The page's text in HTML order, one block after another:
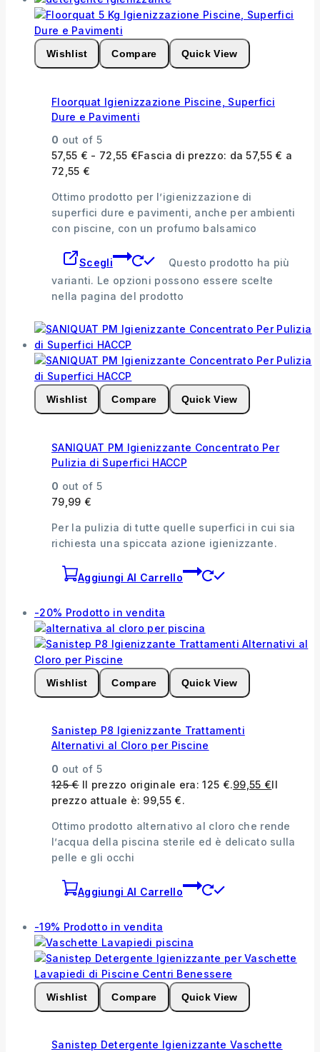
Wishlist Compare Quick View
Floorquat Igienizzazione Piscine, Superfici
Dure e Pavimenti
0 out of 5
57,55 € - 72,55 €Fascia di prezzo: da 57,55 € a
72,55 €
Ottimo prodotto per l’igienizzazione di
superfici dure e pavimenti, anche per ambienti
con piscine, con un profumo balsamico
Scegli
Questo prodotto ha più
varianti. Le opzioni possono essere scelte
nella pagina del prodotto
Wishlist Compare Quick View
SANIQUAT PM Igienizzante Concentrato Per
Pulizia di Superfici HACCP
0 out of 5
79,99 €
Per la pulizia di tutte quelle superfici in cui sia
richiesta una spiccata azione igienizzante.
Aggiungi Al Carrello
-20% Prodotto in vendita
Wishlist Compare Quick View
Sanistep P8 Igienizzante Trattamenti
Alternativi al Cloro per Piscine
0 out of 5
125€ Il prezzo originale era: 125 €.99,55 €Il
prezzo attuale è: 99,55 €.
Ottimo prodotto alternativo al cloro che rende
l’acqua della piscina sterile ed è delicato sulla
pelle e gli occhi
Aggiungi Al Carrello
-19% Prodotto in vendita
Wishlist Compare Quick View
Sanistep Detergente Igienizzante Vaschette